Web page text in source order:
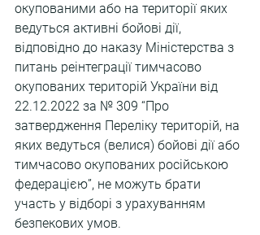
окупованими або на території яких
ведуться активні бойові дії,
відповідно до наказу Міністерства з
питань реінтеграції тимчасово
окупованих територій України від
22.12.2022 за № 309 “Про
затвердження Переліку територій, на
яких ведуться (велися) бойові дії або
тимчасово окупованих російською
федерацією”, не можуть брати
участь у відборі з урахуванням
безпекових умов.